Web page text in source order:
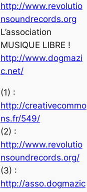
http://www.revolutio
nsoundrecords.org
L’association
MUSIQUE LIBRE !
http://www.dogmazi
c.net/
(1) :
http://creativecommo
ns.fr/549/
(2) :
http://www.revolutio
nsoundrecords.org/
(3) :
http://asso.dogmazic